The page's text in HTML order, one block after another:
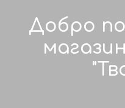
Добро